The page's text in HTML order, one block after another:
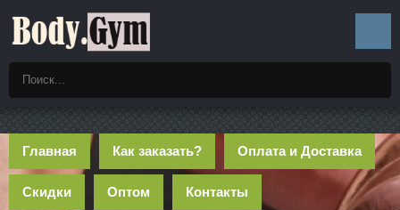
Главная Как заказать? Оплата и Доставка
Скидки Оптом Контакты